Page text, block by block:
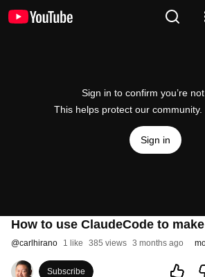
Sign in to confirm you’re
This helps protect our community.
Sign in
How to use ClaudeCode to
@carlhirano 1 like 385 views 3 months ago
Subscribe